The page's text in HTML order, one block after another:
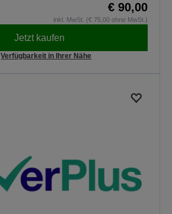
€ 90,00
inkl. MwSt. (€ 75,00 ohne MwSt.)
Jetzt kaufen
Verfügbarkeit in Ihrer Nähe